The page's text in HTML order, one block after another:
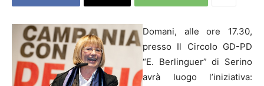
Domani, alle ore 17.30,
presso Il Circolo GD-PD
“E. Berlinguer” di Serino
avrà luogo l’iniziativa: